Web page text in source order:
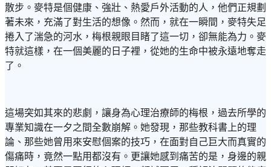
散步。麥特是個健康、強壯、熱愛戶外活動的人，他們正規劃
著未來，充滿了對生活的想像。然而，就在一瞬間，麥特失足
捲入了湍急的河水，梅根親眼目睹了這一切，卻無能為力。麥
特就這樣，在一個美麗的日子裡，從她的生命中被永遠地奪走
了。
這場突如其來的悲劇，讓身為心理治療師的梅根，過去所學的
專業知識在一夕之間全數崩解。她發現，那些教科書上的理
論、那些她曾用來安慰個案的技巧，在面對自己巨大而真實的
傷痛時，竟然一點用都沒有。更讓她感到痛苦的是，身邊的親